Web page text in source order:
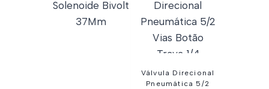
Válvula Direcional
Pneumática 5/2